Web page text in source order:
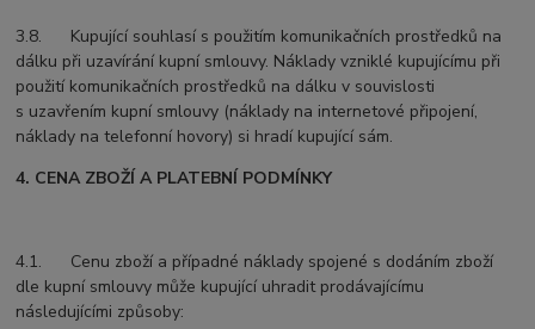
3.8. Kupující souhlasí s použitím komunikačních prostředků na
dálku při uzavírání kupní smlouvy. Náklady vzniklé kupujícímu při
použití komunikačních prostředků na dálku v souvislosti
s uzavřením kupní smlouvy (náklady na internetové připojení,
náklady na telefonní hovory) si hradí kupující sám.
4. CENA ZBOŽÍ A PLATEBNÍ PODMÍNKY
4.1. Cenu zboží a případné náklady spojené s dodáním zboží
dle kupní smlouvy může kupující uhradit prodávajícímu
následujícími způsoby: